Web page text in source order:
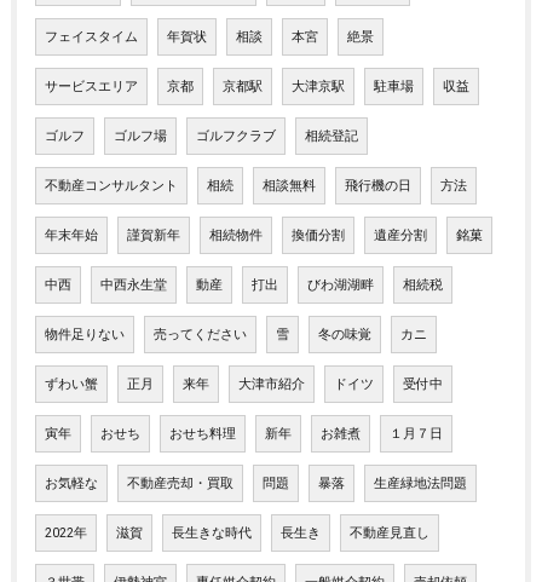
フェイスタイム 年賀状 相談 本宮 絶景
サービスエリア 京都 京都駅 大津京駅 駐車場 収益
ゴルフ ゴルフ場 ゴルフクラブ 相続登記
不動産コンサルタント 相続 相談無料 飛行機の日 方法
年末年始 謹賀新年 相続物件 換価分割 遺産分割 銘菓
中西 中西永生堂 動産 打出 びわ湖湖畔 相続税
物件足りない 売ってください 雪 冬の味覚 カニ
ずわい蟹 正月 来年 大津市紹介 ドイツ 受付中
寅年 おせち おせち料理 新年 お雑煮 １月７日
お気軽な 不動産売却・買取 問題 暴落 生産緑地法問題
2022年 滋賀 長生きな時代 長生き 不動産見直し